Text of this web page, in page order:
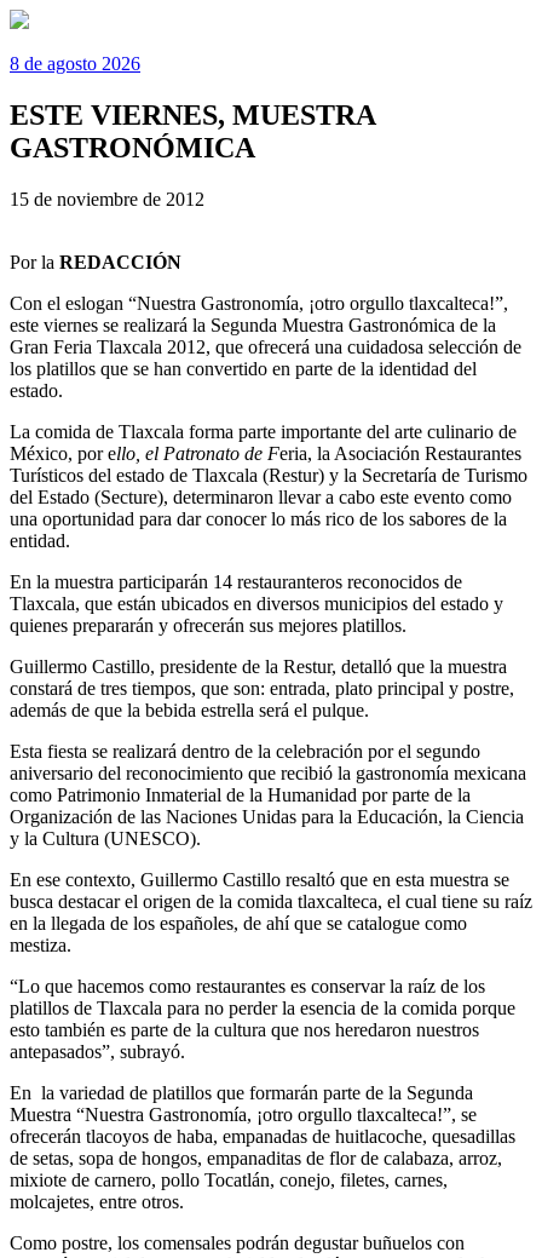
8 de agosto 2026
ESTE VIERNES, MUESTRA
GASTRONÓMICA
15 de noviembre de 2012
Por la REDACCIÓN
Con el eslogan “Nuestra Gastronomía, ¡otro orgullo tlaxcalteca!”,
este viernes se realizará la Segunda Muestra Gastronómica de la
Gran Feria Tlaxcala 2012, que ofrecerá una cuidadosa selección de
los platillos que se han convertido en parte de la identidad del
estado.
La comida de Tlaxcala forma parte importante del arte culinario de
México, por ello, el Patronato de Feria, la Asociación Restaurantes
Turísticos del estado de Tlaxcala (Restur) y la Secretaría de Turismo
del Estado (Secture), determinaron llevar a cabo este evento como
una oportunidad para dar conocer lo más rico de los sabores de la
entidad.
En la muestra participarán 14 restauranteros reconocidos de
Tlaxcala, que están ubicados en diversos municipios del estado y
quienes prepararán y ofrecerán sus mejores platillos.
Guillermo Castillo, presidente de la Restur, detalló que la muestra
constará de tres tiempos, que son: entrada, plato principal y postre,
además de que la bebida estrella será el pulque.
Esta fiesta se realizará dentro de la celebración por el segundo
aniversario del reconocimiento que recibió la gastronomía mexicana
como Patrimonio Inmaterial de la Humanidad por parte de la
Organización de las Naciones Unidas para la Educación, la Ciencia
y la Cultura (UNESCO).
En ese contexto, Guillermo Castillo resaltó que en esta muestra se
busca destacar el origen de la comida tlaxcalteca, el cual tiene su raíz
en la llegada de los españoles, de ahí que se catalogue como
mestiza.
“Lo que hacemos como restaurantes es conservar la raíz de los
platillos de Tlaxcala para no perder la esencia de la comida porque
esto también es parte de la cultura que nos heredaron nuestros
antepasados”, subrayó.
En la variedad de platillos que formarán parte de la Segunda
Muestra “Nuestra Gastronomía, ¡otro orgullo tlaxcalteca!”, se
ofrecerán tlacoyos de haba, empanadas de huitlacoche, quesadillas
de setas, sopa de hongos, empanaditas de flor de calabaza, arroz,
mixiote de carnero, pollo Tocatlán, conejo, filetes, carnes,
molcajetes, entre otros.
Como postre, los comensales podrán degustar buñuelos con